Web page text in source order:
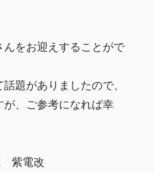
をお迎えすることがで
題がありましたので、
が、ご参考になれば幸
紫電改